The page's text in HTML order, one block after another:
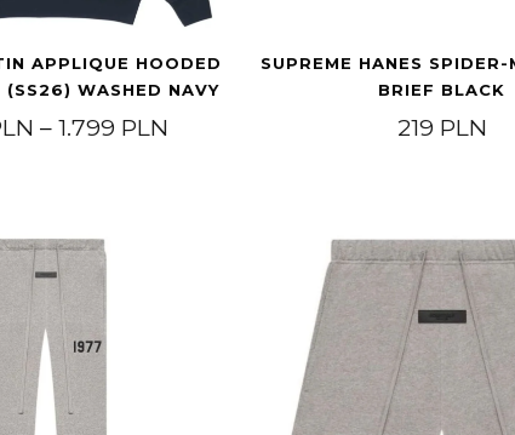
do 2.000 PLN
APPLIQUE HOODED
(SS26) WASHED NAVY
– 1.799 PLN Zakres cen: od 1.649 PLN do
SUPREME HANES SPIDER-
BRIEF BLACK
219 PLN